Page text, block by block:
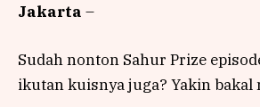
Jakarta –
Sudah nonton Sahur Prize
ikutan kuisnya juga? Yakin bakal